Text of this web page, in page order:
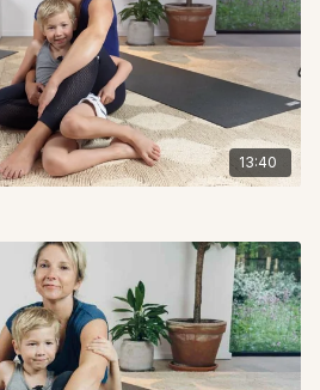
13:40